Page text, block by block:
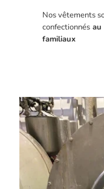
Nos vêtements
confectionnés au
familiaux